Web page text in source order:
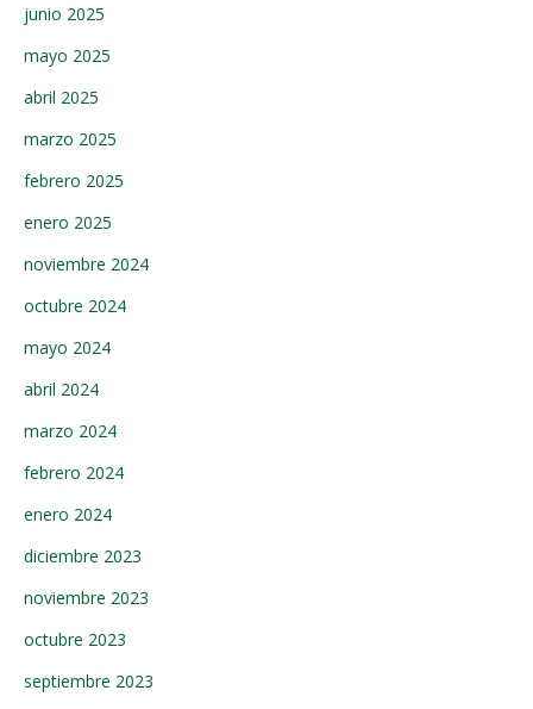
junio 2025
mayo 2025
abril 2025
marzo 2025
febrero 2025
enero 2025
noviembre 2024
octubre 2024
mayo 2024
abril 2024
marzo 2024
febrero 2024
enero 2024
diciembre 2023
noviembre 2023
octubre 2023
septiembre 2023